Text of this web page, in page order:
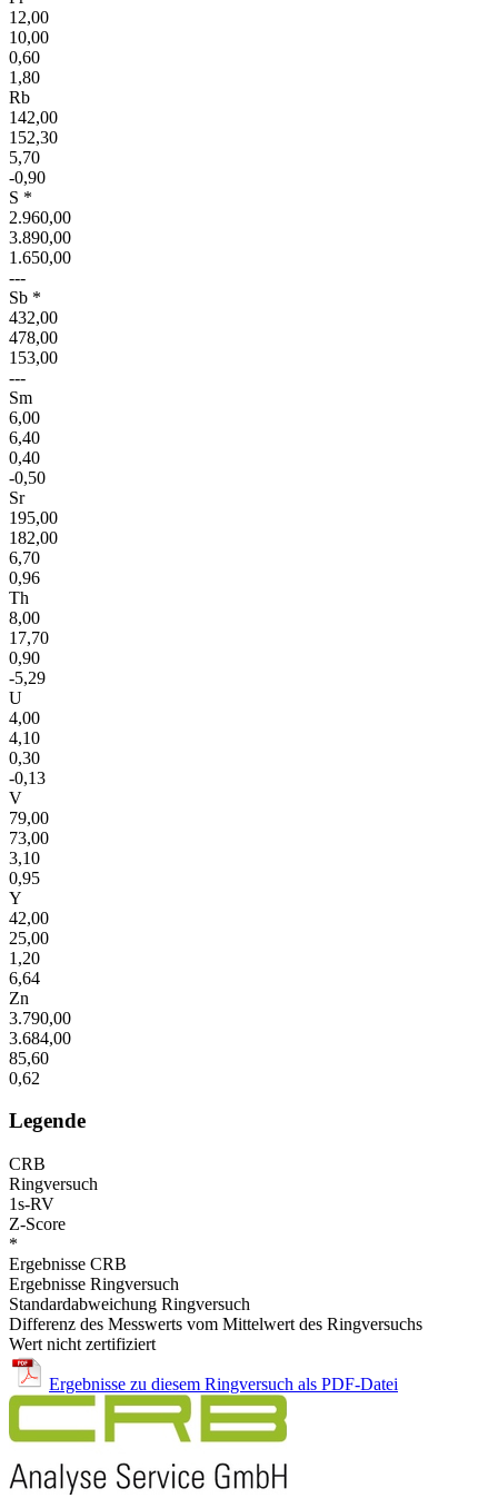
12,00
10,00
0,60
1,80
Rb
142,00
152,30
5,70
-0,90
S *
2.960,00
3.890,00
1.650,00
---
Sb *
432,00
478,00
153,00
---
Sm
6,00
6,40
0,40
-0,50
Sr
195,00
182,00
6,70
0,96
Th
8,00
17,70
0,90
-5,29
U
4,00
4,10
0,30
-0,13
V
79,00
73,00
3,10
0,95
Y
42,00
25,00
1,20
6,64
Zn
3.790,00
3.684,00
85,60
0,62
Legende
CRB
Ringversuch
1s-RV
Z-Score
*
Ergebnisse CRB
Ergebnisse Ringversuch
Standardabweichung Ringversuch
Differenz des Messwerts vom Mittelwert des Ringversuchs
Wert nicht zertifiziert
Ergebnisse zu diesem Ringversuch als PDF-Datei